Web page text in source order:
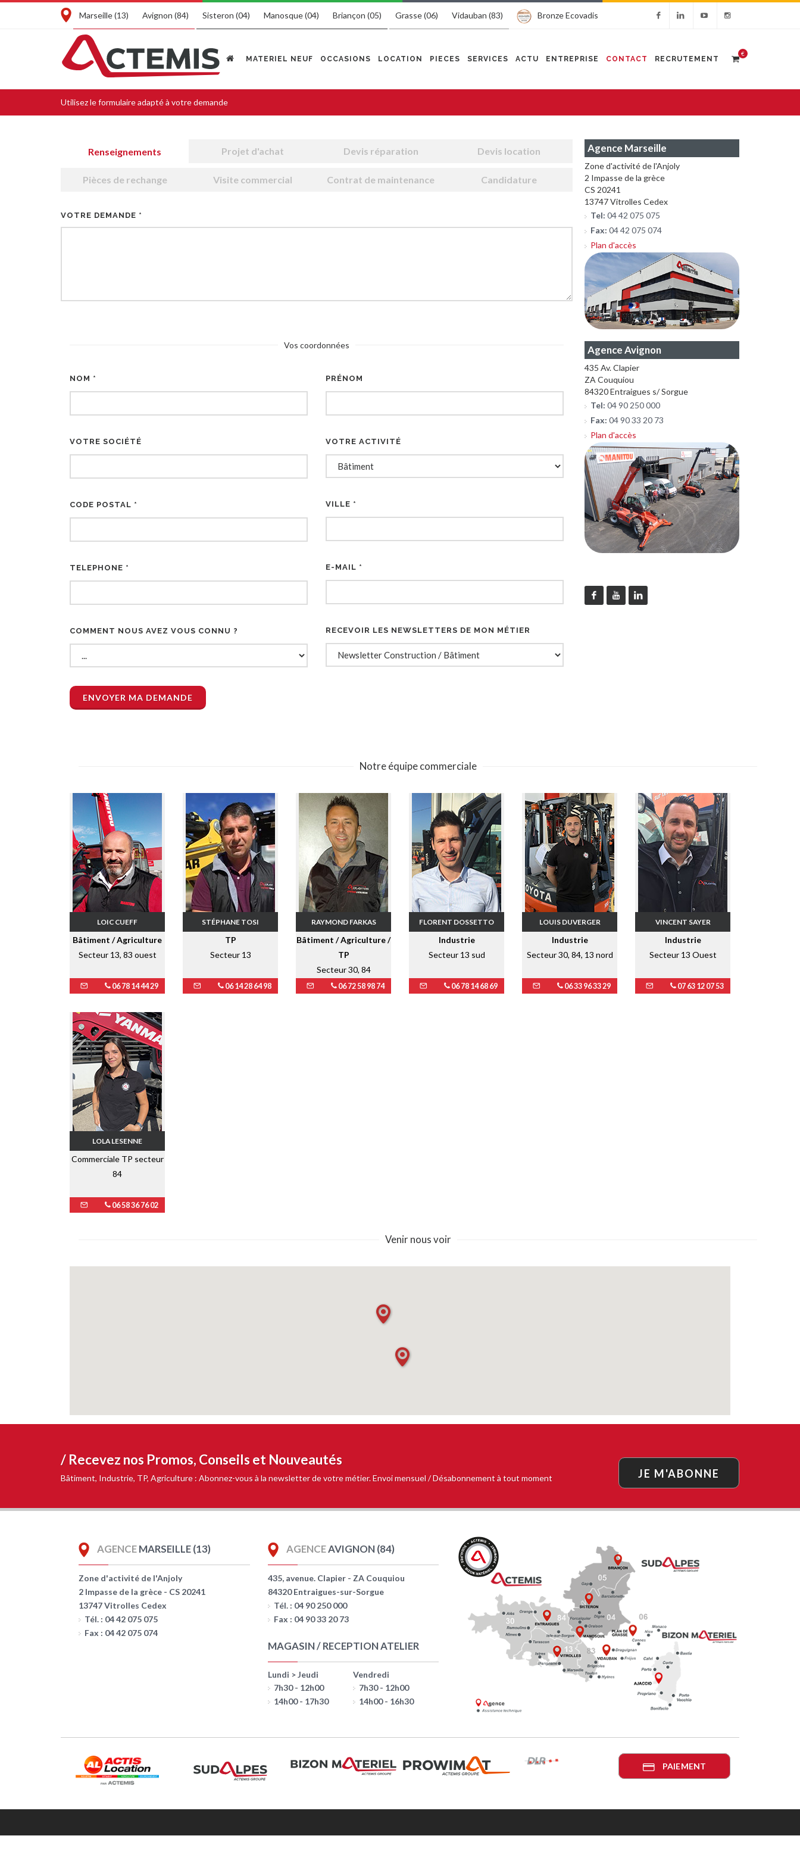
Marseille (13) Avignon (84) Sisteron (04) Manosque (04) Briançon (05) Grasse (06) Vidauban (83) Bronze Ecovadis
MATERIEL NEUF OCCASIONS LOCATION PIECES SERVICES ACTU ENTREPRISE CONTACT RECRUTEMENT
€
Utilisezle formulaireadapté à votre demande
Renseignements Projet d'achat Devis réparation Devis location
Pièces de rechange Visite commercial Contrat de maintenance Candidature
VOTRE DEMANDE *
Vos coordonnées
NOM *
VOTRE SOCIÉTÉ
CODE POSTAL *
TELEPHONE *
COMMENT NOUS AVEZ VOUS CONNU ?
PRÉNOM
VOTRE ACTIVITÉ
VILLE *
E-MAIL *
RECEVOIR LES NEWSLETTERS DE MON MÉTIER
Agence Marseille
Zone d'activité de l'Anjoly
2 Impasse de la grèce
CS 20241
13747 Vitrolles Cedex
Tel: 04 42 075 075
Fax: 04 42 075 074
Plan d'accès
Agence Avignon
435 Av. Clapier
ZA Couquiou
84320 Entraigues s/ Sorgue
Tel: 04 90 250 000
Fax: 04 90 33 20 73
Plan d'accès
Notre équipe commerciale
LOIC CUEFF
Bâtiment / Agriculture
Secteur 13, 83 ouest
06 78 14 44 29
STÉPHANE TOSI
TP
Secteur 13
06 14 28 64 98
RAYMOND FARKAS
Bâtiment / Agriculture /
TP
Secteur 30, 84
06 72 58 98 74
FLORENT DOSSETTO
Industrie
Secteur 13 sud
06 78 14 68 69
LOUIS DUVERGER
Industrie
Secteur 30, 84, 13 nord
06 33 96 33 29
VINCENT SAYER
Industrie
Secteur 13 Ouest
07 63 12 07 53
LOLA LESENNE
Commerciale TP secteur
84
06 58 36 76 02
Venir nous voir
/ Recevez nos Promos, Conseils et Nouveautés
Bâtiment, Industrie, TP, Agriculture : Abonnez-vous à la newsletter de votre métier. Envoi mensuel / Désabonnement à tout moment JE M'ABONNE
AGENCEMARSEILLE (13)
Zone d'activité de l'Anjoly
2 Impasse de la grèce - CS 20241
13747 Vitrolles Cedex
Tél. : 04 42 075 075
Fax : 04 42 075 074
AGENCEAVIGNON (84)
435, avenue. Clapier - ZA Couquiou
84320 Entraigues-sur-Sorgue
Tél. : 04 90 250 000
Fax : 04 90 33 20 73
MAGASIN / RECEPTION ATELIER
Lundi > Jeudi
7h30 - 12h00
14h00 - 17h30
Vendredi
7h30 - 12h00
14h00 - 16h30
PAIEMENT